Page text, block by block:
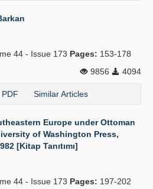
44 - Issue 173 Pages: 153-178
9856
4094
PDF Similar Articles
Europe under Ottoman
of Washington Press,
[Kitap Tanıtımı]
44 - Issue 173 Pages: 197-202